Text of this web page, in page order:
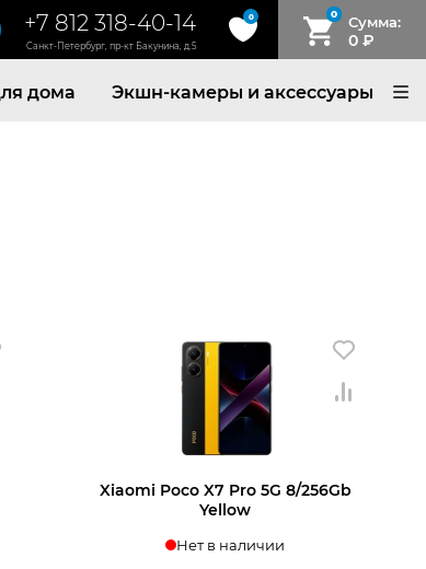
+7 812 318-40-14
Санкт-Петербург, пр-кт Бакунина, д.5
0 0 Сумма:
0 ₽
дома Экшн-камеры и аксессуары
Xiaomi Poco X7 Pro 5G 8/256Gb
Yellow
Нет в наличии